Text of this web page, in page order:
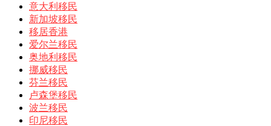
意大利移民
新加坡移民
移居香港
爱尔兰移民
奥地利移民
挪威移民
芬兰移民
卢森堡移民
波兰移民
印尼移民